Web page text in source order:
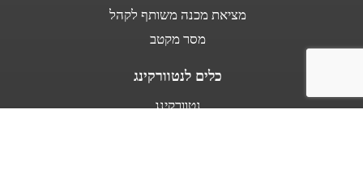
מציאת מכנה משותף לקהל
מסר מקטב
כלים לנטוורקינג
נטוורקינג